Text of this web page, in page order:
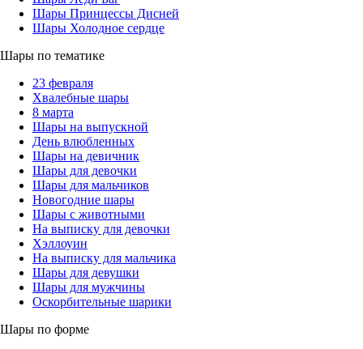
Шары Принцессы Дисней
Шары Холодное сердце
Шары по тематике
23 февраля
Хвалебные шары
8 марта
Шары на выпускной
День влюбленных
Шары на девичник
Шары для девочки
Шары для мальчиков
Новогодние шары
Шары с животными
На выписку для девочки
Хэллоуин
На выписку для мальчика
Шары для девушки
Шары для мужчины
Оскорбительные шарики
Шары по форме